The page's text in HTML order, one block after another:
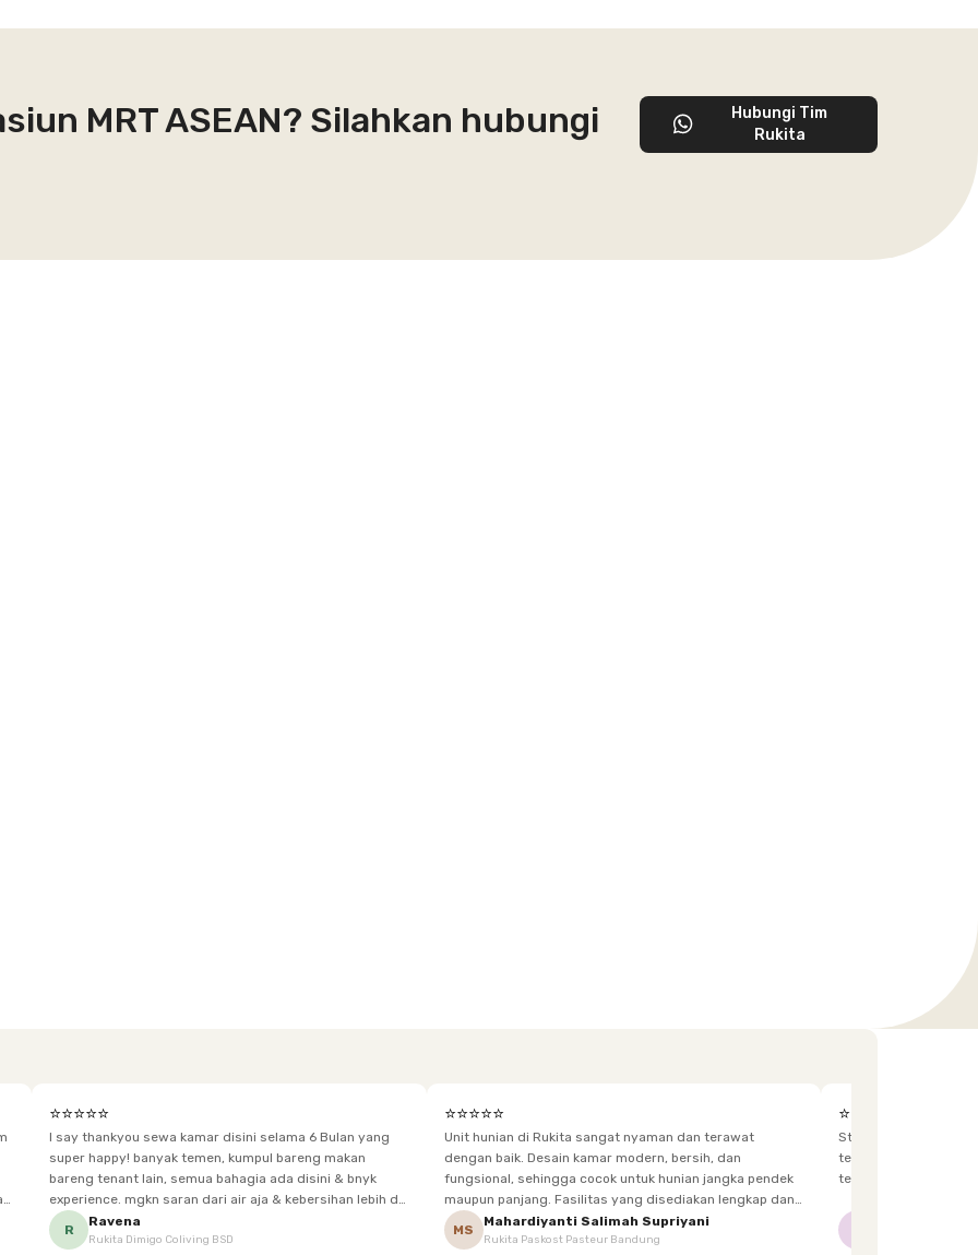
MRT ASEAN? Silahkan hubungi
Hubungi Tim
Rukita
⭐⭐⭐⭐⭐
I say thankyou sewa kamar disini selama 6 Bulan yang
super happy! banyak temen, kumpul bareng makan
bareng tenant lain, semua bahagia ada disini & bnyk
experience. mgkn saran dari air aja & kebersihan lebih di
tingkatkan lagi. but, I love Rukita
R
Ravena
Rukita Dimigo Coliving BSD
⭐⭐⭐⭐⭐
Unit hunian di Rukita sangat nyaman dan terawat
dengan baik. Desain kamar modern, bersih, dan
fungsional, sehingga cocok untuk hunian jangka pendek
maupun panjang. Fasilitas yang disediakan lengkap dan
sesuai dengan kebutuhan penghuni, mulai dari furnitur,
area bersama, hingga akses yang mudah.
MS
Mahardiyanti Salimah Supriyani
Rukita Paskost Pasteur Bandung
⭐⭐⭐⭐⭐
Staff yg menjaga
terkadang lupa bawa kunci, dan sangat fast response.